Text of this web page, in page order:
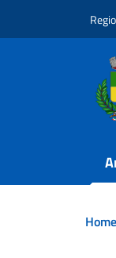
Home